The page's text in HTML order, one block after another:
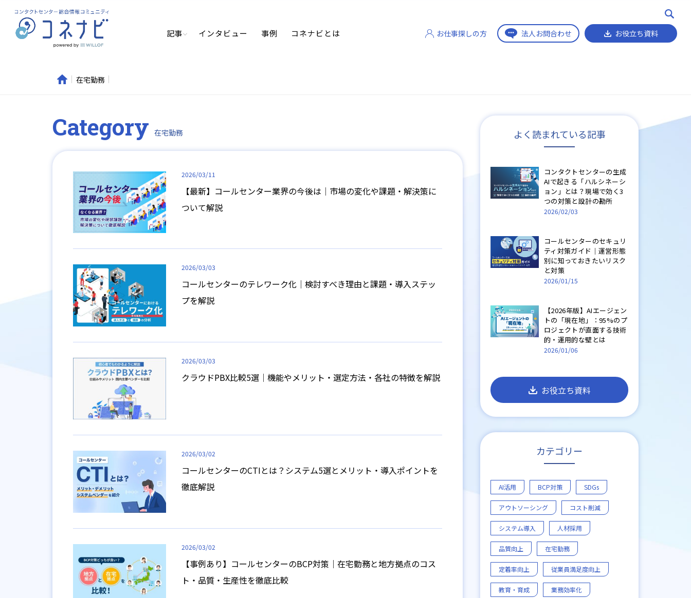
記事 インタビュー 事例 コネナビとは お仕事探しの方 法人お問合わせ お役立ち資料
在宅勤務
Category 在宅勤務
2026/03/11
【最新】コールセンター業界の今後は│市場の変化や課題・解決策に
ついて解説
2026/03/03
コールセンターのテレワーク化│検討すべき理由と課題・導入ステッ
プを解説
2026/03/03
クラウドPBX比較5選│機能やメリット・選定方法・各社の特徴を解説
2026/03/02
コールセンターのCTIとは？システム5選とメリット・導入ポイントを
徹底解説
2026/03/02
【事例あり】コールセンターのBCP対策｜在宅勤務と地方拠点のコス
ト・品質・生産性を徹底比較
よく読まれている記事
コンタクトセンターの生成
AIで起きる「ハルシネーシ
ョン」とは？現場で効く3
つの対策と設計の勘所
2026/02/03
コールセンターのセキュリ
ティ対策ガイド｜運営形態
別に知っておきたいリスク
と対策
2026/01/15
【2026年版】AIエージェン
トの「現在地」：95%のプ
ロジェクトが直面する技術
的・運用的な壁とは
2026/01/06
お役立ち資料
カテゴリー
AI活用 BCP対策 SDGs
アウトソーシング コスト削減
システム導入 人材採用
品質向上 在宅勤務
定着率向上 従業員満足度向上
教育・育成 業務効率化